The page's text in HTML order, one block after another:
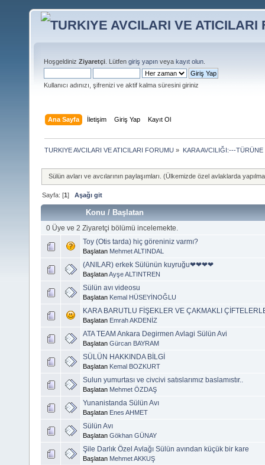
Hoşgeldiniz Ziyaretçi . Lütfen giriş yapın veya kayıt olun
Kullanıcı adınızı, şifrenizi ve aktif kalma süresini giriniz
Ana Sayfa İletişim Giriş Yap Kayıt Ol
TURKIYE AVCILARI VE ATICILARI FORUMU » KARA AVCILIĞI:---
Sülün avları ve avcılarının paylaşımları. (Ülkemizde özel avlaklarda
Sayfa: [1]Aşağı git
Konu / Başlatan
0 Üye ve 2 Ziyaretçi bölümü incelemekte.
Toy (Otis tarda) hiç göreniniz varmı?
Başlatan Mehmet ALTINDAL
(ANILAR) erkek Sülünün kuyruğu❤❤❤❤
BaşlatanAyşe ALTINTREN
Sülün avı videosu
Başlatan Kemal HÜSEYİNOĞLU
KARA BARUTLU FİŞEKLER VE ÇAKMAKLI
Başlatan Emrah AKDENİZ
ATA TEAM Ankara Degirmen Avlagi Sülün Avi
Başlatan Gürcan BAYRAM
SÜLÜN HAKKINDA BİLGİ
Başlatan Kemal BOZKURT
Sulun yumurtası ve civcivi satıslarımız baslamıstır..
Başlatan Mehmet ÖZDAŞ
Yunanistanda Sülün Avı
Başlatan Enes AHMET
Sülün Avı
Başlatan Gökhan GÜNAY
Şile Darlık Özel Avlağı Sülün avından küçük bir kare
Başlatan Mehmet AKKUŞ